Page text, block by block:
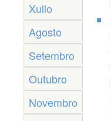
Xullo
Agosto
Setembro
Outubro
Novembro